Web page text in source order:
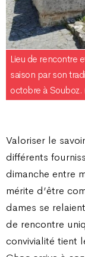
Lieu de rencontre
saison par son
octobre à
Valoriser le
différents
dimanche entre
mérite d’être
dames se
de rencontre
convivialité tient